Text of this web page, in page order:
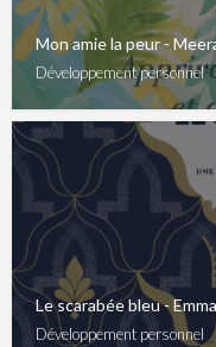
Mon amie la peur -
Développement personnel
Le scarabée bleu -
Développement personnel